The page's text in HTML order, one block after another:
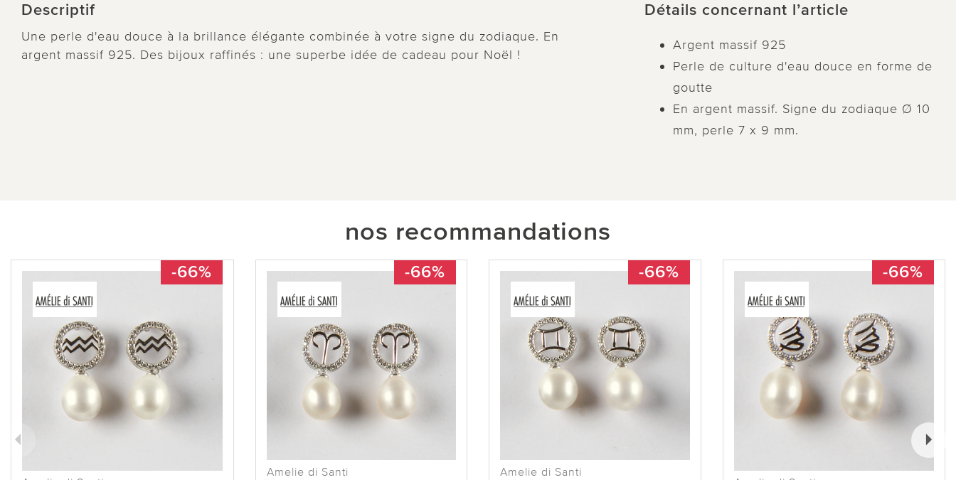
Descriptif
Une perle d'eau douce à la brillance élégante combinée à votre signe du zodiaque. En
argent massif 925. Des bijoux raffinés : une superbe idée de cadeau pour Noël !
Détails concernant l’article
Argent massif 925
Perle de culture d'eau douce en forme de
goutte
En argent massif. Signe du zodiaque Ø 10
mm, perle 7 x 9 mm.
nos recommandations
-66% -66%
Amelie di Santi
-66%
Amelie di Santi
-66%